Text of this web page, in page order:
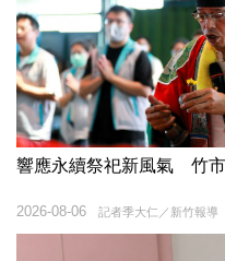
響應永續祭祀新風氣 竹
記者季大仁／新竹報導
2026-08-06